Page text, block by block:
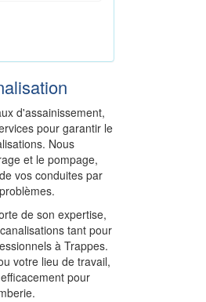
d'assainissement,
pour garantir le
Nous
et le pompage,
vos conduites par
de son expertise,
tant pour
à Trappes.
votre lieu de travail,
pour